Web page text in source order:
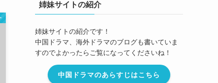
姉妹サイトの紹介
姉妹サイトの紹介です！
中国ドラマ、海外ドラマのブログも書いていま
すのでよかったらご覧になってくださいね！
中国ドラマのあらすじはこちら